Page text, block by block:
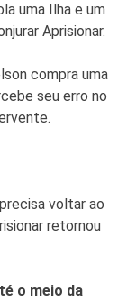
uma Ilha e um
Aprisionar.
compra uma
seu erro no
voltar ao
retornou
o meio da